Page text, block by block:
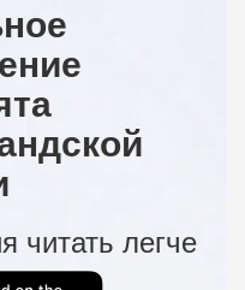
читать легче